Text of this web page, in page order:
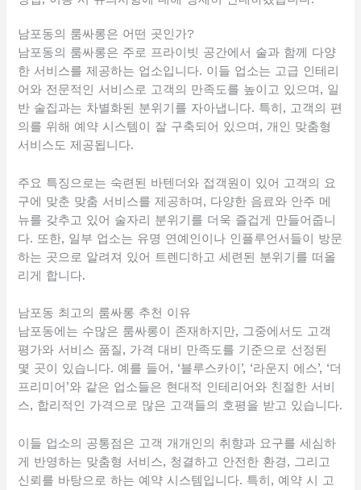
남포동의 룸싸롱은 어떤 곳인가?
남포동의 룸싸롱은 주로 프라이빗 공간에서 술과 함께 다양
한 서비스를 제공하는 업소입니다. 이들 업소는 고급 인테리
어와 전문적인 서비스로 고객의 만족도를 높이고 있으며, 일
반 술집과는 차별화된 분위기를 자아냅니다. 특히, 고객의 편
의를 위해 예약 시스템이 잘 구축되어 있으며, 개인 맞춤형
서비스도 제공됩니다.
주요 특징으로는 숙련된 바텐더와 접객원이 있어 고객의 요
구에 맞춘 맞춤 서비스를 제공하며, 다양한 음료와 안주 메
뉴를 갖추고 있어 술자리 분위기를 더욱 즐겁게 만들어줍니
다. 또한, 일부 업소는 유명 연예인이나 인플루언서들이 방문
하는 곳으로 알려져 있어 트렌디하고 세련된 분위기를 떠올
리게 합니다.
남포동 최고의 룸싸롱 추천 이유
남포동에는 수많은 룸싸롱이 존재하지만, 그중에서도 고객
평가와 서비스 품질, 가격 대비 만족도를 기준으로 선정된
몇 곳이 있습니다. 예를 들어, ‘블루스카이’, ‘라운지 에스’, ‘더
프리미어’와 같은 업소들은 현대적 인테리어와 친절한 서비
스, 합리적인 가격으로 많은 고객들의 호평을 받고 있습니다.
이들 업소의 공통점은 고객 개개인의 취향과 요구를 세심하
게 반영하는 맞춤형 서비스, 청결하고 안전한 환경, 그리고
신뢰를 바탕으로 하는 예약 시스템입니다. 특히, 예약 시 고